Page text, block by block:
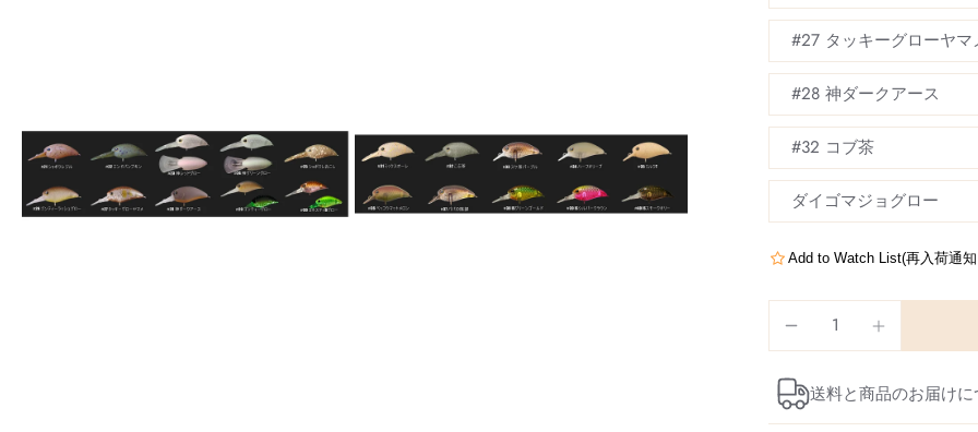
#27 タッキーグローヤマ
#28 神ダークアース
#32 コブ茶
ダイゴマジョグロー
Add to Watch List(再入荷通
送料と商品のお届けに